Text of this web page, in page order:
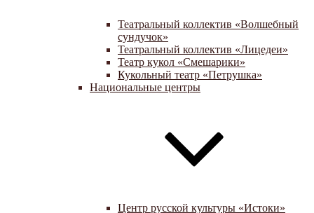
Театральный коллектив «Волшебный
сундучок»
Театральный коллектив «Лицедеи»
Театр кукол «Смешарики»
Кукольный театр «Петрушка»
Национальные центры
Центр русской культуры «Истоки»